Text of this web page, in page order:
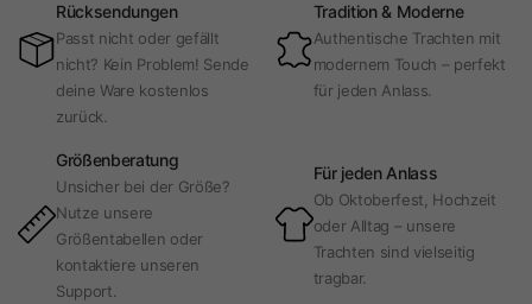
Rücksendungen
Passt nicht oder gefällt
nicht? Kein Problem! Sende
deine Ware kostenlos
zurück.
Tradition & Moderne
Authentische Trachten mit
modernem Touch – perfekt
für jeden Anlass.
Größenberatung
Unsicher bei der Größe?
Nutze unsere
Größentabellen oder
kontaktiere unseren
Support.
Für jeden Anlass
Ob Oktoberfest, Hochzeit
oder Alltag – unsere
Trachten sind vielseitig
tragbar.